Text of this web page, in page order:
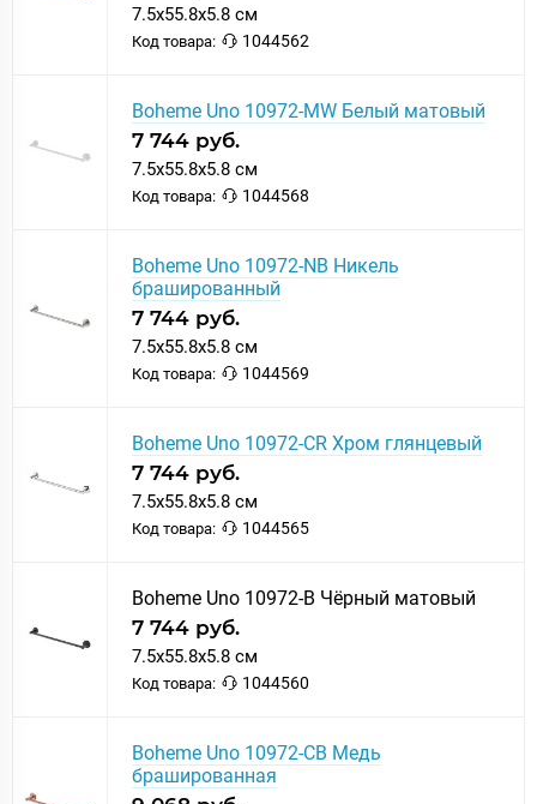
7.5x55.8x5.8 см
Код товара: 1044562
Boheme Uno 10972-MW Белый матовый
7 744 руб.
7.5x55.8x5.8 см
Код товара: 1044568
Boheme Uno 10972-NB Никель
брашированный
7 744 руб.
7.5x55.8x5.8 см
Код товара: 1044569
Boheme Uno 10972-CR Хром глянцевый
7 744 руб.
7.5x55.8x5.8 см
Код товара: 1044565
Boheme Uno 10972-B Чёрный матовый
7 744 руб.
7.5x55.8x5.8 см
Код товара: 1044560
Boheme Uno 10972-CB Медь
брашированная